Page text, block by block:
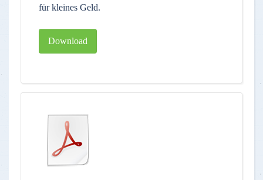
für kleines Geld.
Download